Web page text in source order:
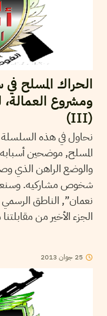
الحراك المسلح في
ومشروع
(III)
نحاول في هذه
المسلح, موضحين
والوضع الراهن الذي
شخوص مشاركيه.
نعمان”, الناطق
الجزء الأخير من
25 جوان 2013